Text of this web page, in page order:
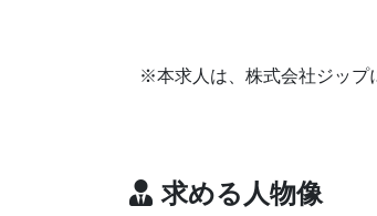
※本求人は、株式会社ジップ
求める人物像